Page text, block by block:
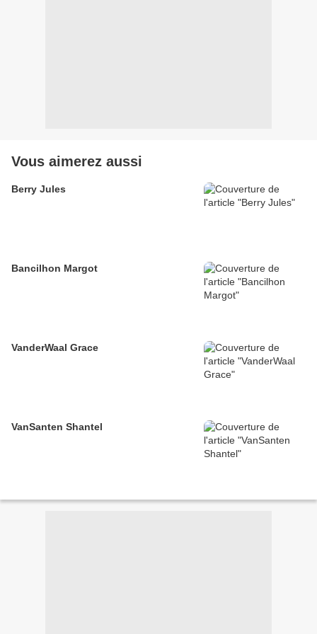
Vous aimerez aussi
Berry Jules
Bancilhon Margot
VanderWaal Grace
VanSanten Shantel